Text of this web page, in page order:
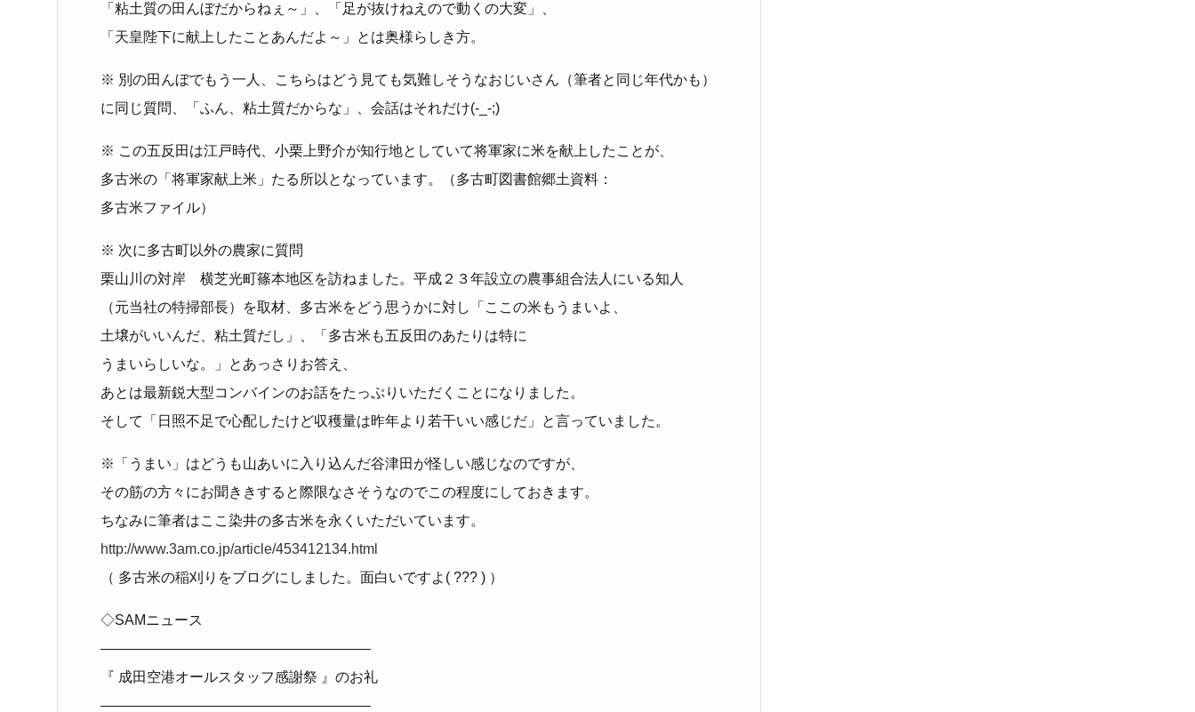
「粘土質の田んぼだからねぇ～」、「足が抜けねえので動くの大変」、
「天皇陛下に献上したことあんだよ～」とは奥様らしき方。
※ 別の田んぼでもう一人、こちらはどう見ても気難しそうなおじいさん（筆者と同じ年代かも）
に同じ質問、「ふん、粘土質だからな」、会話はそれだけ(-_-;)
※ この五反田は江戸時代、小栗上野介が知行地としていて将軍家に米を献上したことが、
多古米の「将軍家献上米」たる所以となっています。（多古町図書館郷土資料：
多古米ファイル）
※ 次に多古町以外の農家に質問
栗山川の対岸 横芝光町篠本地区を訪ねました。平成２３年設立の農事組合法人にいる知人
（元当社の特掃部長）を取材、多古米をどう思うかに対し「ここの米もうまいよ、
土壌がいいんだ、粘土質だし」、「多古米も五反田のあたりは特に
うまいらしいな。」とあっさりお答え、
あとは最新鋭大型コンバインのお話をたっぷりいただくことになりました。
そして「日照不足で心配したけど収穫量は昨年より若干いい感じだ」と言っていました。
※「うまい」はどうも山あいに入り込んだ谷津田が怪しい感じなのですが、
その筋の方々にお聞ききすると際限なさそうなのでこの程度にしておきます。
ちなみに筆者はここ染井の多古米を永くいただいています。
http://www.3am.co.jp/article/453412134.html
（ 多古米の稲刈りをブログにしました。面白いですよ( ??? ) ）
◇SAMニュース
―――――――――――――――――――
『 成田空港オールスタッフ感謝祭 』のお礼
―――――――――――――――――――